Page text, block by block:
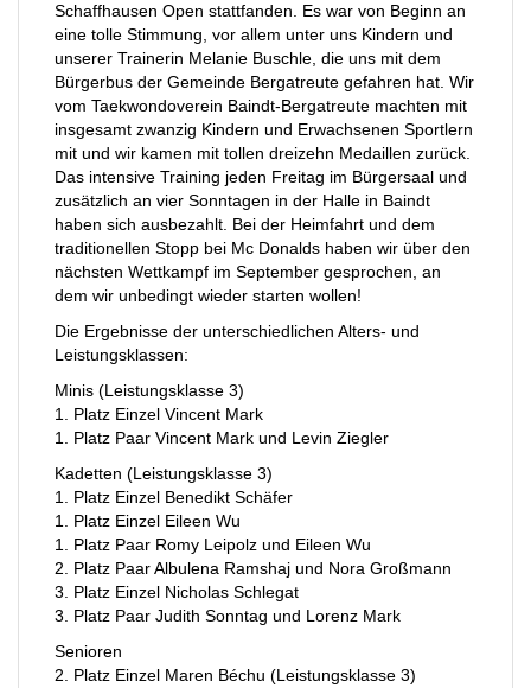
Schaffhausen Open stattfanden. Es war von Beginn an
eine tolle Stimmung, vor allem unter uns Kindern und
unserer Trainerin Melanie Buschle, die uns mit dem
Bürgerbus der Gemeinde Bergatreute gefahren hat. Wir
vom Taekwondoverein Baindt-Bergatreute machten mit
insgesamt zwanzig Kindern und Erwachsenen Sportlern
mit und wir kamen mit tollen dreizehn Medaillen zurück.
Das intensive Training jeden Freitag im Bürgersaal und
zusätzlich an vier Sonntagen in der Halle in Baindt
haben sich ausbezahlt. Bei der Heimfahrt und dem
traditionellen Stopp bei Mc Donalds haben wir über den
nächsten Wettkampf im September gesprochen, an
dem wir unbedingt wieder starten wollen!
Die Ergebnisse der unterschiedlichen Alters- und
Leistungsklassen:
Minis (Leistungsklasse 3)
1. Platz Einzel Vincent Mark
1. Platz Paar Vincent Mark und Levin Ziegler
Kadetten (Leistungsklasse 3)
1. Platz Einzel Benedikt Schäfer
1. Platz Einzel Eileen Wu
1. Platz Paar Romy Leipolz und Eileen Wu
2. Platz Paar Albulena Ramshaj und Nora Großmann
3. Platz Einzel Nicholas Schlegat
3. Platz Paar Judith Sonntag und Lorenz Mark
Senioren
2. Platz Einzel Maren Béchu (Leistungsklasse 3)